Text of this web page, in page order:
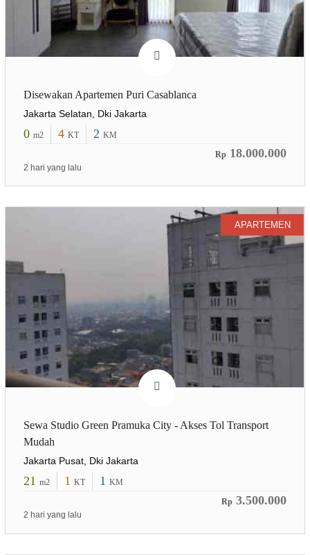
Disewakan Apartemen Puri Casablanca
Jakarta Selatan, Dki Jakarta
0 m2 4 KT 2 KM
Rp 18.000.000
2 hari yang lalu
APARTEMEN
Sewa Studio Green Pramuka City - Akses Tol Transport
Mudah
Jakarta Pusat, Dki Jakarta
21 m2 1 KT 1 KM
Rp 3.500.000
2 hari yang lalu